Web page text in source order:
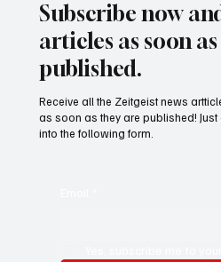
Subscribe now
articles as soon
published.
Receive all the Zeitgeist news
as soon as they are published!
into the following form.